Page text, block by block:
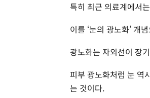
특히 최근 의료계에서
이를 ‘눈의 광노화’ 개
광노화는 자외선이 장
피부 광노화처럼 눈 역
는 것이다.